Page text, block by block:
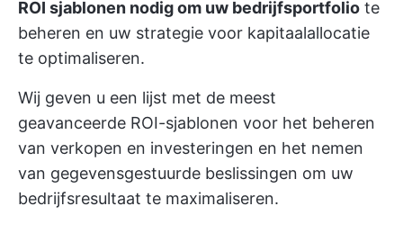
ROI sjablonen nodig om uw bedrijfsportfolio te
beheren en uw strategie voor kapitaalallocatie
te optimaliseren.
Wij geven u een lijst met de meest
geavanceerde ROI-sjablonen voor het beheren
van verkopen en investeringen en het nemen
van gegevensgestuurde beslissingen om uw
bedrijfsresultaat te maximaliseren.